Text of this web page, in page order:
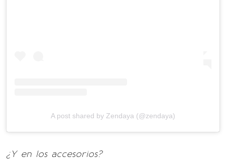
A post shared by Zendaya (@zendaya)
¿Y en los accesorios?